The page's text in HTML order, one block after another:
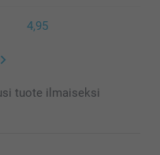
4,95
tuote ilmaiseksi